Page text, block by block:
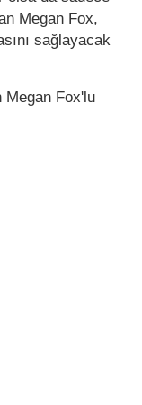
Megan Fox,
sağlayacak
Megan Fox'lu